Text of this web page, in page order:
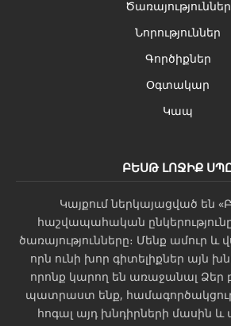
Ծառայություններ
Նորություններ
Գործիքներ
Օգտակար
Կապ
ԲԵՍԹ ԼՈՋԻՔ
Կայքում ներկայացված են
հաշվապահական
ծառայությունները։ Մենք ամուր և
որն ունի խոր գիտելիքներ այն
որոնք կարող են առաջանալ Ձեր
պատրաստ ենք,
հոգալ այդ խնդիրների մասին